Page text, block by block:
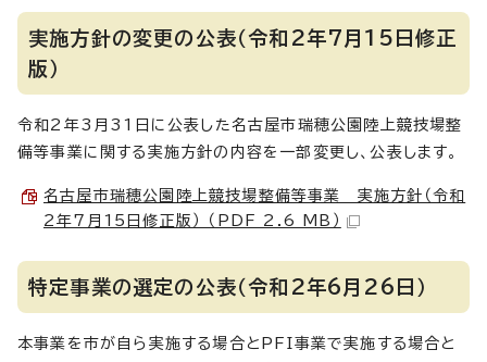
実施方針の変更の公表（令和2年7月15日修正
版）
令和2年3月31日に公表した名古屋市瑞穂公園陸上競技場整
備等事業に関する実施方針の内容を一部変更し、公表します。
名古屋市瑞穂公園陸上競技場整備等事業 実施方針（令和
2年7月15日修正版） （PDF 2.6 MB）
特定事業の選定の公表（令和2年6月26日）
本事業を市が自ら実施する場合とPFI事業で実施する場合と